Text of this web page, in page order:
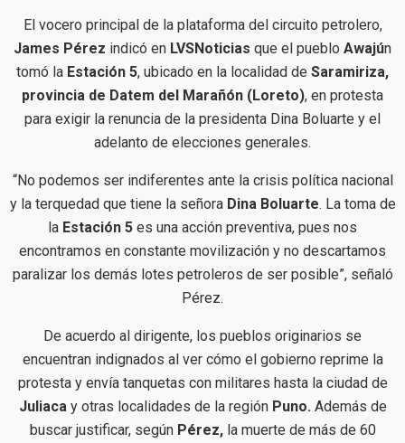
El vocero principal de la plataforma del circuito petrolero,
James Pérez indicó en LVSNoticias que el pueblo Awajún
tomó la Estación 5, ubicado en la localidad de Saramiriza,
provincia de Datem del Marañón (Loreto), en protesta
para exigir la renuncia de la presidenta Dina Boluarte y el
adelanto de elecciones generales.
“No podemos ser indiferentes ante la crisis política nacional
y la terquedad que tiene la señora Dina Boluarte. La toma de
la Estación 5 es una acción preventiva, pues nos
encontramos en constante movilización y no descartamos
paralizar los demás lotes petroleros de ser posible”, señaló
Pérez.
De acuerdo al dirigente, los pueblos originarios se
encuentran indignados al ver cómo el gobierno reprime la
protesta y envía tanquetas con militares hasta la ciudad de
Juliacay otras localidades de la región Puno.Además de
buscar justificar, según Pérez,la muerte de más de 60